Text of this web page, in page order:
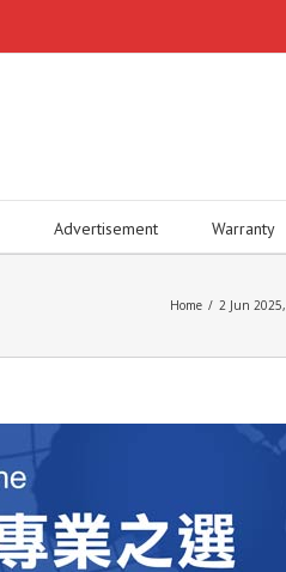
Advertisement Warranty
Home / 2 Jun 2025,